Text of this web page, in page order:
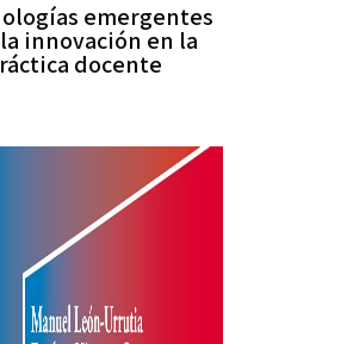
emergentes
innovación en la
docente